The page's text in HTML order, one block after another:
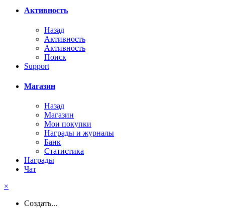
Активность
Назад
Активность
Активность
Поиск
Support
Магазин
Назад
Магазин
Мои покупки
Награды и журналы
Банк
Статистика
Награды
Чат
×
Создать...